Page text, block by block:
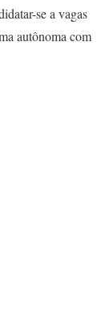
se a vagas
autônoma com